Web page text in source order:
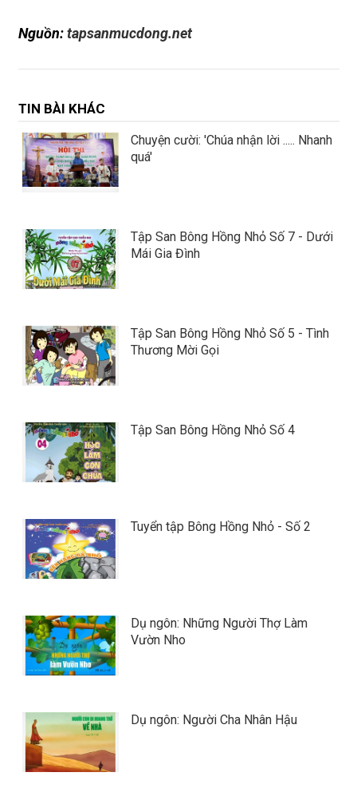
Nguồn:tapsanmucdong.net
TIN BÀI KHÁC
Chuyện cười: 'Chúa nhận lời ..... Nhanh
quá'
Tập San Bông Hồng Nhỏ Số 7 - Dưới
Mái Gia Đình
Tập San Bông Hồng Nhỏ Số 5 - Tình
Thương Mời Gọi
Tập San Bông Hồng Nhỏ Số 4
Tuyển tập Bông Hồng Nhỏ - Số 2
Dụ ngôn: Những Người Thợ Làm
Vườn Nho
Dụ ngôn: Người Cha Nhân Hậu